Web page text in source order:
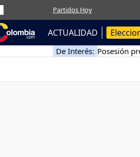
Partidos Hoy
ACTUALIDAD
De Interés: Posesión